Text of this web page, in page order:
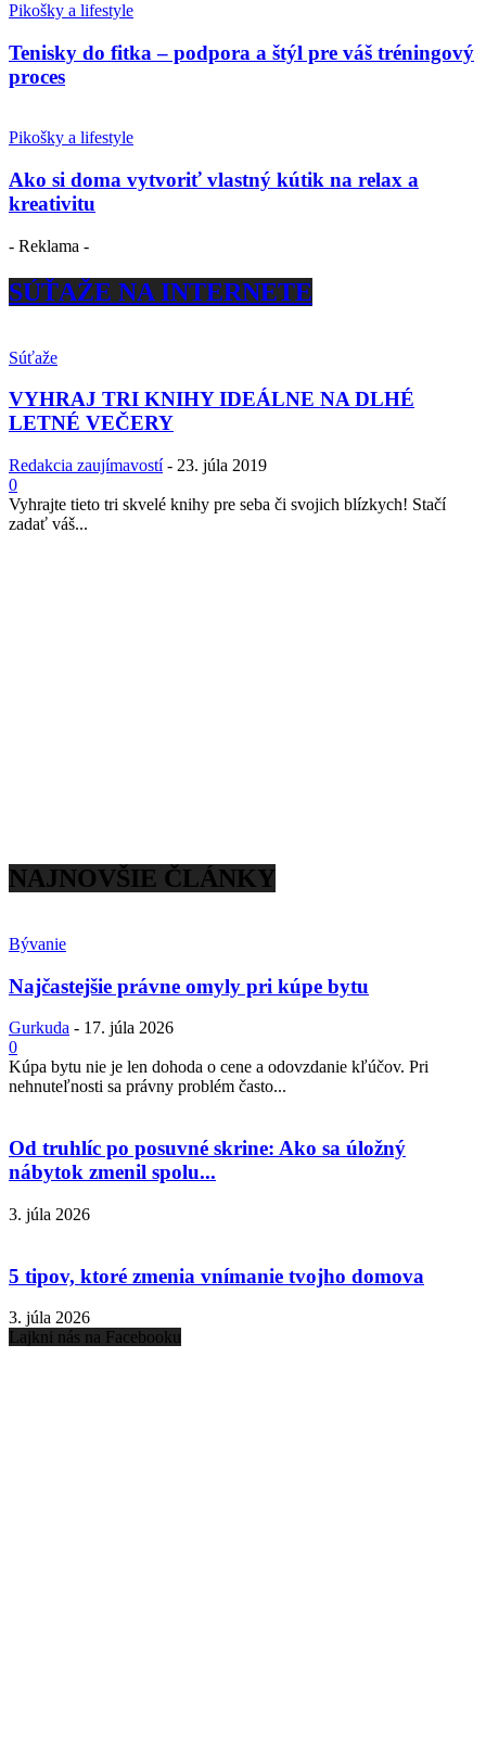
Pikošky a lifestyle
Tenisky do fitka – podpora a štýl pre váš tréningový
proces
Pikošky a lifestyle
Ako si doma vytvoriť vlastný kútik na relax a
kreativitu
- Reklama -
SÚŤAŽE NA INTERNETE
Súťaže
VYHRAJ TRI KNIHY IDEÁLNE NA DLHÉ
LETNÉ VEČERY
Redakcia zaujímavostí - 23. júla 2019
0
Vyhrajte tieto tri skvelé knihy pre seba či svojich blízkych! Stačí
zadať váš...
NAJNOVŠIE ČLÁNKY
Bývanie
Najčastejšie právne omyly pri kúpe bytu
Gurkuda - 17. júla 2026
0
Kúpa bytu nie je len dohoda o cene a odovzdanie kľúčov. Pri
nehnuteľnosti sa právny problém často...
Od truhlíc po posuvné skrine: Ako sa úložný
nábytok zmenil spolu...
3. júla 2026
5 tipov, ktoré zmenia vnímanie tvojho domova
3. júla 2026
Lajkni nás na Facebooku